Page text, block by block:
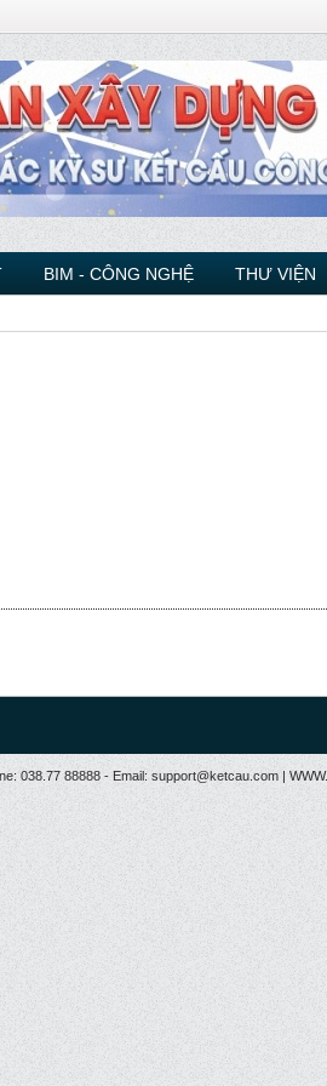
BIM - CÔNG NGHỆ THƯ VIỆN
038.77 88888 - Email: support@ketcau.com |